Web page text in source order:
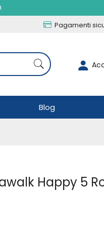
Pagamenti
Blog
Happy 5